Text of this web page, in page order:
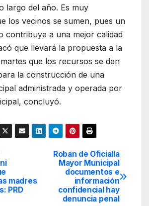
largo del año. Es muy
los vecinos se sumen, pues un
contribuye a una mejor calidad
que llevará la propuesta a la
que los recursos se den
la construcción de una
administrada y operada por
concluyó.
Roban de Oficialía
Mayor Municipal
documentos e
información
confidencial hay
denuncia penal
madres
PRD